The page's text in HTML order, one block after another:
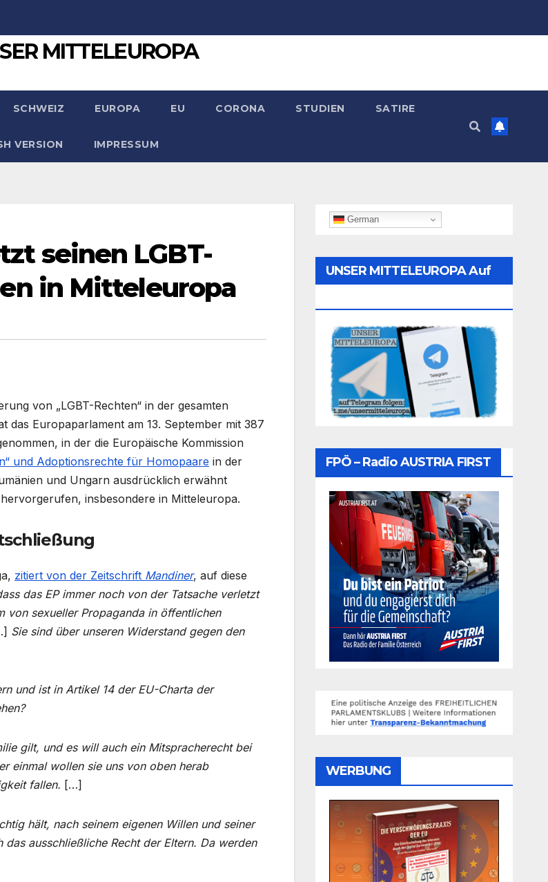
MITTELEUROPA
SCHWEIZ EUROPA EU CORONA STUDIEN SATIRE
VERSION IMPRESSUM
seinen LGBT-
in Mitteleuropa
von „LGBT-Rechten“ in der gesamten
das Europaparlament am 13. September mit 387
in der die Europäische Kommission
und Adoptionsrechte für Homopaare in der
und Ungarn ausdrücklich erwähnt
insbesondere in Mitteleuropa.
zitiert von der Zeitschrift Mandiner, auf diese
das EP immer noch von der Tatsache verletzt
von sexueller Propaganda in öffentlichen
Sie sind über unseren Widerstand gegen den
und ist in Artikel 14 der EU-Charta der
gilt, und es will auch ein Mitspracherecht bei
einmal wollen sie uns von oben herab
fallen. […]
hält, nach seinem eigenen Willen und seiner
ausschließliche Recht der Eltern. Da werden
German
UNSER MITTELEUROPA Auf
FPÖ – Radio AUSTRIA FIRST
WERBUNG